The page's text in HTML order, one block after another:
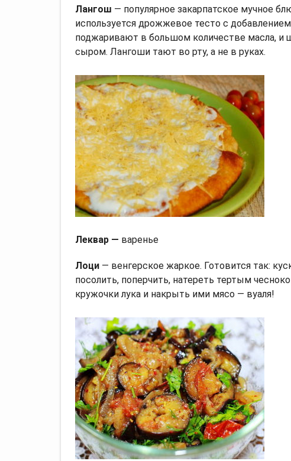
Лангош — популярное закарпатское мучное
используется дрожжевое тесто с
поджаривают в большом количестве масла,
сыром. Лангоши тают во рту, а не в руках.
Леквар — варенье
Лоци — венгерское жаркое. Готовится так:
посолить, поперчить, натереть тертым
кружочки лука и накрыть ими мясо — вуаля!